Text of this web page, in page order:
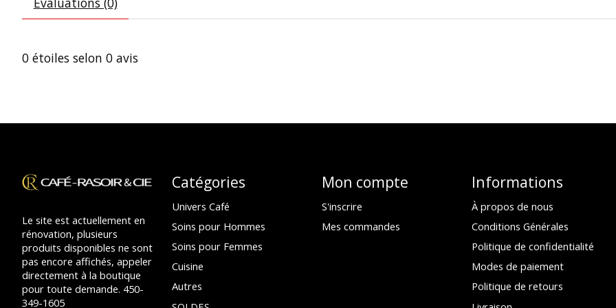
0 étoiles selon 0 avis
Le site est actuellement en
rénovation, plusieurs
produits disponibles ne sont
pas encore affichés, appeler
directement à la boutique
pour toute demande. 450-
349-1605
Catégories
Univers Café
Soins pour Hommes
Soins pour Femmes
Cuisine
Autres
Mon compte
S'inscrire
Mes commandes
Informations
À propos de nous
Conditions Générales
Politique de confidentialité
Modes de paiement
Politique de retours